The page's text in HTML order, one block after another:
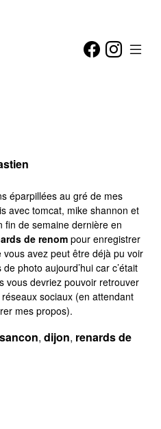
éparpillées au gré de mes
avec tomcat, mike shannon et
fin de semaine dernière en
de renom pour enregistrer
vous avez peut être déjà pu voir
de photo aujourd’hui car c’était
vous devriez pouvoir retrouver
sociaux (en attendant
mes propos).
, dijon, renards de